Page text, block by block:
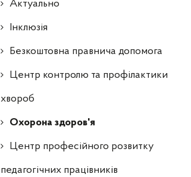
Актуально
Інклюзія
Безкоштовна правнича допомога
Центр контролю та профілактики
хвороб
Охорона здоров'я
Центр професійного розвитку
педагогічних працівників